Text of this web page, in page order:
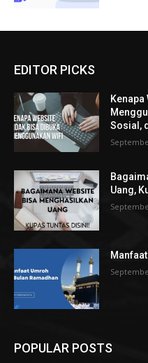
EDITOR PICKS
Kenapa
Sosial,
Uang,
POPULAR POSTS